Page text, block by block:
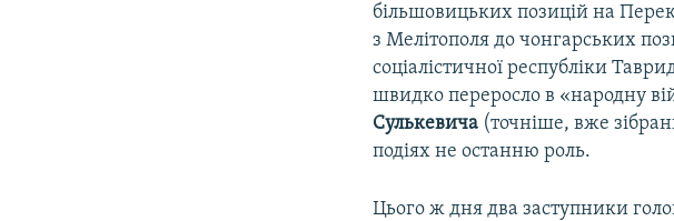
більшовицьких позицій на
з Мелітополя до чонгарських
соціалістичної республіки
швидко переросло в «народну
Сулькевича (точніше, вже
подіях не останню роль.
Цього ж дня два заступники